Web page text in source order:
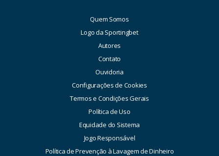
Quem Somos
Logo da Sportingbet
Autores
Contato
Ouvidoria
Configurações de Cookies
Termos e Condições Gerais
Política de Uso
Equidade do Sistema
Jogo Responsável
Política de Prevenção à Lavagem de Dinheiro